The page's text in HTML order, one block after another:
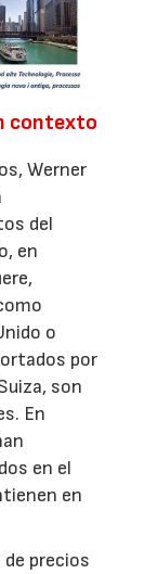
contexto
Werner
del
en
o
por
son
En
en el
en
precios